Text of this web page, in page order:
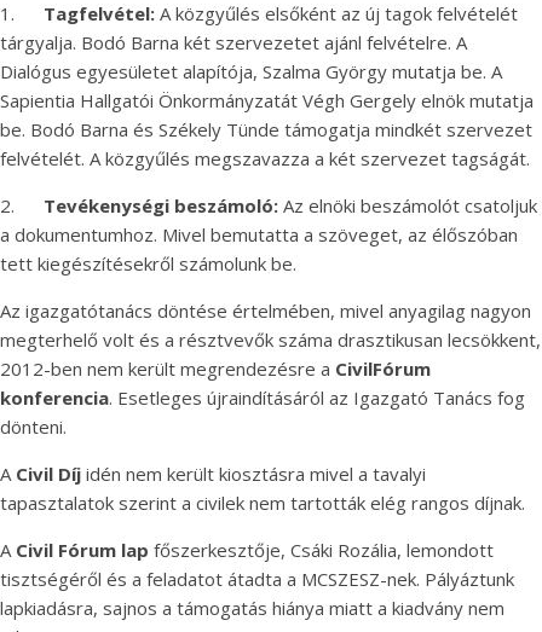
1. Tagfelvétel: A közgyűlés elsőként az új tagok felvételét
tárgyalja. Bodó Barna két szervezetet ajánl felvételre. A
Dialógus egyesületet alapítója, Szalma György mutatja be. A
Sapientia Hallgatói Önkormányzatát Végh Gergely elnök mutatja
be. Bodó Barna és Székely Tünde támogatja mindkét szervezet
felvételét. A közgyűlés megszavazza a két szervezet tagságát.
2. Tevékenységi beszámoló: Az elnöki beszámolót csatoljuk
a dokumentumhoz. Mivel bemutatta a szöveget, az élőszóban
tett kiegészítésekről számolunk be.
Az igazgatótanács döntése értelmében, mivel anyagilag nagyon
megterhelő volt és a résztvevők száma drasztikusan lecsökkent,
2012-ben nem került megrendezésre a CivilFórum
konferencia. Esetleges újraindításáról az Igazgató Tanács fog
dönteni.
A Civil Díj idén nem került kiosztásra mivel a tavalyi
tapasztalatok szerint a civilek nem tartották elég rangos díjnak.
A Civil Fórum lap főszerkesztője, Csáki Rozália, lemondott
tisztségéről és a feladatot átadta a MCSZESZ-nek. Pályáztunk
lapkiadásra, sajnos a támogatás hiánya miatt a kiadvány nem